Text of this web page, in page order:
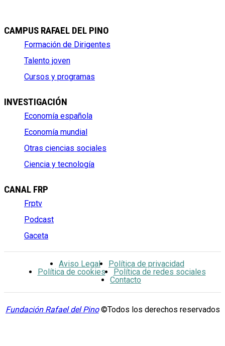
CAMPUS RAFAEL DEL PINO
Formación de Dirigentes
Talento joven
Cursos y programas
INVESTIGACIÓN
Economía española
Economía mundial
Otras ciencias sociales
Ciencia y tecnología
CANAL FRP
Frptv
Podcast
Gaceta
Aviso Legal
Política de privacidad
Política de cookies
Política de redes sociales
Contacto
Fundación Rafael del Pino©Todos los derechos reservados